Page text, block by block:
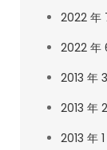
2022 年
2022 年
2013 年
2013 年
2013 年 1